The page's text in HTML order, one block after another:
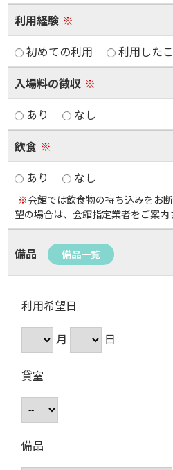
利用経験 ※
初めての利用
利用した
入場料の徴収 ※
あり
なし
飲食 ※
あり
なし
※会館では飲食物の持ち込みをお
望の場合は、会館指定業者をご案内
備品 備品一覧
利用希望日
月
日
貸室
備品